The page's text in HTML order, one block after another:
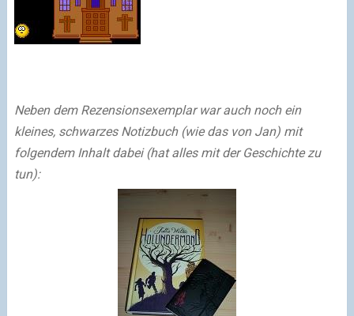
Neben dem Rezensionsexemplar war auch noch ein
kleines, schwarzes Notizbuch (wie das von Jan)mit
folgendem Inhalt dabei(hat alles mit der Geschichte zu
tun):